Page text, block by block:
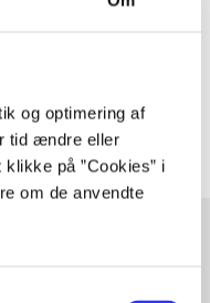
og optimering af
tid ændre eller
på ”Cookies” i
om de anvendte
...